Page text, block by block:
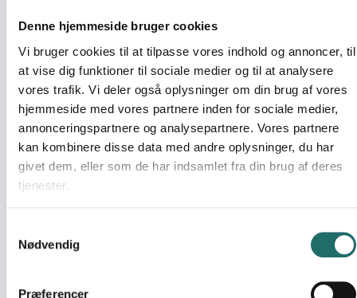
Denne hjemmeside bruger cookies
Vi bruger cookies til at tilpasse vores indhold og annoncer, til
at vise dig funktioner til sociale medier og til at analysere
vores trafik. Vi deler også oplysninger om din brug af vores
hjemmeside med vores partnere inden for sociale medier,
annonceringspartnere og analysepartnere. Vores partnere
kan kombinere disse data med andre oplysninger, du har
givet dem, eller som de har indsamlet fra din brug af deres
tjenester.
Nødvendig
Præferencer
Pool: Oplysningspuljen
Grant type: Oplysningsaktivitet
Efforts take place in: Denmark
Resume
der giver mulighed for at diskutere filmen. Sætter et
personligt ansigt på 2015-målene.